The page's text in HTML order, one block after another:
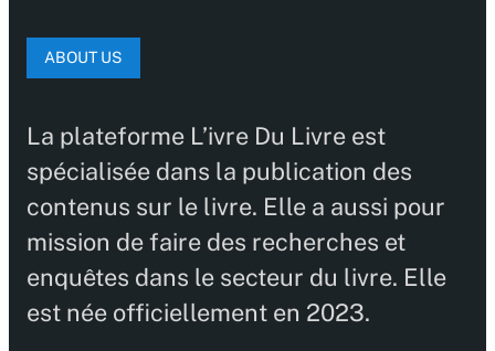
ABOUT US
La plateforme L’ivre Du Livre est
spécialisée dans la publication des
contenus sur le livre. Elle a aussi pour
mission de faire des recherches et
enquêtes dans le secteur du livre. Elle
est née officiellement en 2023.